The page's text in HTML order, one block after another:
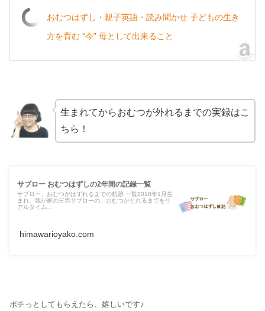
おむつはずし・親子英語・読み聞かせ 子どもの生き
方を育む “今” 母として出来ること
生まれてからおむつが外れるまでの実録はこ
ちら！
サブロー おむつはずしの2年間の記録一覧
サブロー、おむつがはずれるまでの軌跡 一覧2018年1月生
まれ、我が家の三男サブローの、おむつがとれるまでをリ
アルタイム...
himawarioyako.com
ポチっとしてもらえたら、嬉しいです♪